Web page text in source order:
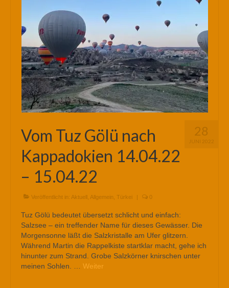
28
JUNI 2022
Vom Tuz Gölü nach
Kappadokien 14.04.22
– 15.04.22
Veröffentlicht in: Aktuell Allgemein Türkei | 0
Tuz Gölü bedeutet übersetzt schlicht und einfach:
Salzsee – ein treffender Name für dieses Gewässer. Die
Morgensonne läßt die Salzkristalle am Ufer glitzern.
Während Martin die Rappelkiste startklar macht, gehe ich
hinunter zum Strand. Grobe Salzkörner knirschen unter
meinen Sohlen. … Weiter